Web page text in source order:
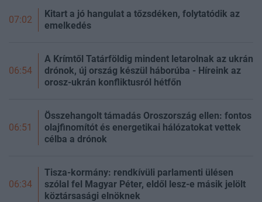
07:02
Kitart a jó hangulat a tőzsdéken, folytatódik az
emelkedés
06:54
A Krímtől Tatárföldig mindent letarolnak az ukrán
drónok, új ország készül háborúba - Híreink az
orosz-ukrán konfliktusról hétfőn
06:51
Összehangolt támadás Oroszország ellen: fontos
olajfinomítót és energetikai hálózatokat vettek
célba a drónok
06:34
Tisza-kormány: rendkívüli parlamenti ülésen
szólal fel Magyar Péter, eldől lesz-e másik jelölt
köztársasági elnöknek